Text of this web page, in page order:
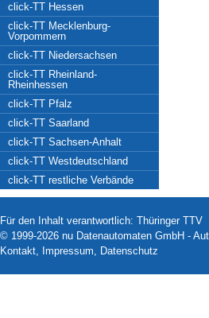
click-TT Hessen
click-TT Mecklenburg-
Vorpommern
click-TT Niedersachsen
click-TT Rheinland-
Rheinhessen
click-TT Pfalz
click-TT Saarland
click-TT Sachsen-Anhalt
click-TT Westdeutschland
click-TT restliche Verbände
Für den Inhalt verantwortlich: Thüringer TTV
© 1999-2026 nu Datenautomaten GmbH -
Kontakt, Impressum, Datenschutz